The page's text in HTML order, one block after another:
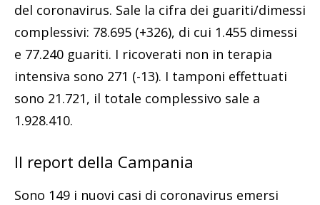
del coronavirus. Sale la cifra dei guariti/dimessi
complessivi: 78.695 (+326), di cui 1.455 dimessi
e 77.240 guariti. I ricoverati non in terapia
intensiva sono 271 (-13). I tamponi effettuati
sono 21.721, il totale complessivo sale a
1.928.410.
Il report della Campania
Sono 149 i nuovi casi di coronavirus emersi